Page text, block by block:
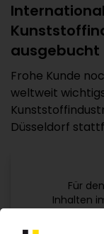
ausgebucht
Frohe Kunde
weltweit
Düsseldorf
Für
Inhalten